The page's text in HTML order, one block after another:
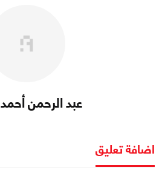
عبد الرحمن أحمد
اضافة تعليق